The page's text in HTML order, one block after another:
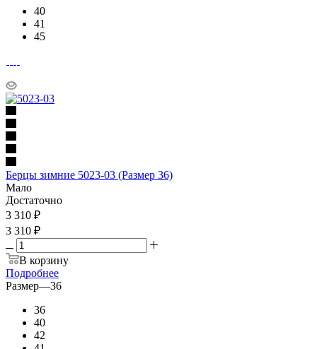
40
41
45
Берцы зимние 5023-03 (Размер 36)
Мало
Достаточно
3 310 ₽
3 310 ₽
В корзину
Подробнее
Размер—36
36
40
42